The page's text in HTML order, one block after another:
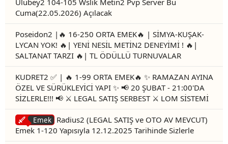
Ulubey2 104-105 Wslik Metin2 Pvp Server Bu
Cuma(22.05.2026) Açılacak
Poseidon2 |🔥 16-250 ORTA EMEK🔥 | SİMYA-KUŞAK-
LYCAN YOK! 🔥| YENİ NESİL METİN2 DENEYİMİ ! 🔥|
SALTANAT TARZI 🔥| TL ÖDÜLLÜ TURNUVALAR
KUDRET2 ✅ | 🔥 1-99 ORTA EMEK🔥 ✨ RAMAZAN AYINA
ÖZEL VE SÜRÜKLEYİCİ YAPI ✨ 📢 20 ŞUBAT - 21:00'DA
SİZLERLE!!! 📢 ⚔️ LEGAL SATIŞ SERBEST ⚔️ LOM SİSTEMİ
Emek
Radius2 (LEGAL SATIŞ ve OTO AV MEVCUT)
Emek 1-120 Yapısıyla 12.12.2025 Tarihinde Sizlerle